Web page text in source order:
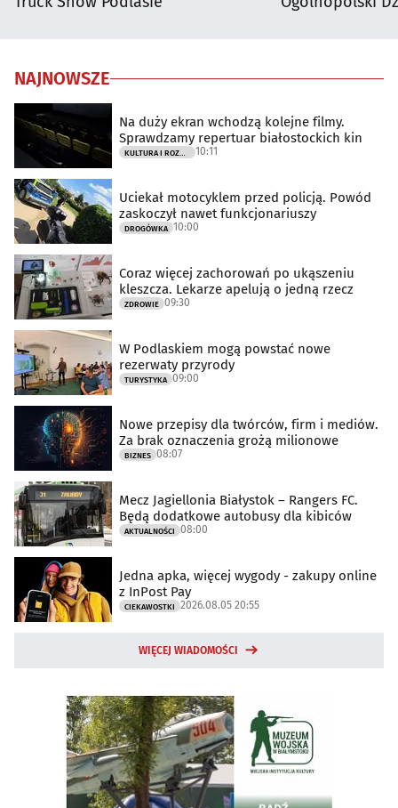
NAJNOWSZE
Na duży ekran wchodzą kolejne filmy.
Sprawdzamy repertuar białostockich kin
10:11
Uciekał motocyklem przed policją. Powód
zaskoczył nawet funkcjonariuszy
DROGÓWKA 10:00
Coraz więcej zachorowań po ukąszeniu
kleszcza. Lekarze apelują o jedną rzecz
ZDROWIE 09:30
W Podlaskiem mogą powstać nowe
rezerwaty przyrody
TURYSTYKA 09:00
Nowe przepisy dla twórców, firm i mediów.
Za brak oznaczenia grożą milionowe
BIZNES 08:07
Mecz Jagiellonia Białystok – Rangers FC.
Będą dodatkowe autobusy dla kibiców
AKTUALNOŚCI 08:00
Jedna apka, więcej wygody - zakupy online
z InPost Pay
CIEKAWOSTKI 2026.08.05 20:55
WIĘCEJ WIADOMOŚCI